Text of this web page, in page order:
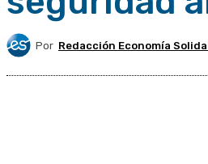
Por Redacción Economía